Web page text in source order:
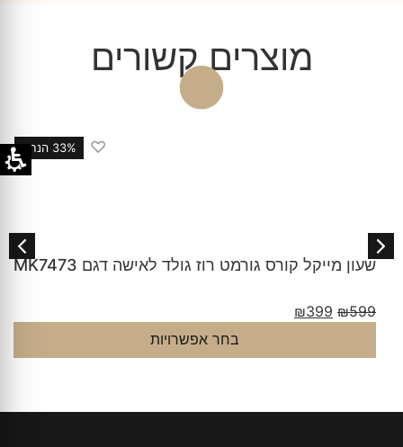
מוצרים קשורים
33% הנחה ♡
שעון מייקל קורס גורמט רוז גולד לאישה דגם MK7473
₪599
₪399
בחר אפשרויות